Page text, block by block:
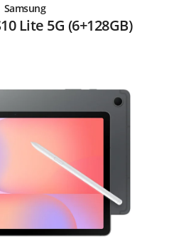
Samsung
Lite 5G (6+128GB)